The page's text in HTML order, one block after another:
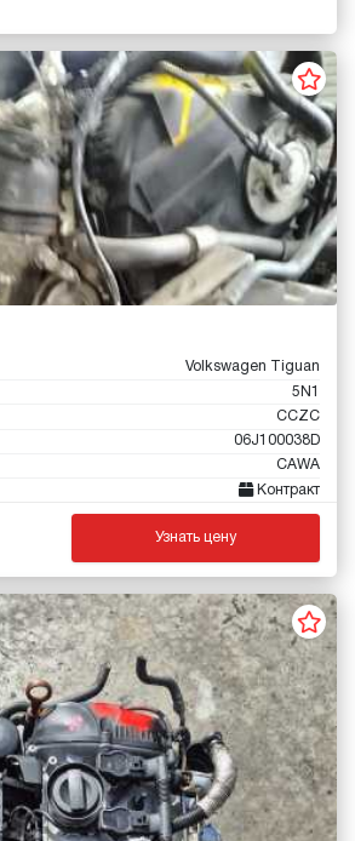
Volkswagen Tiguan
5N1
CCZC
06J100038D
CAWA
Контракт
Узнать цену